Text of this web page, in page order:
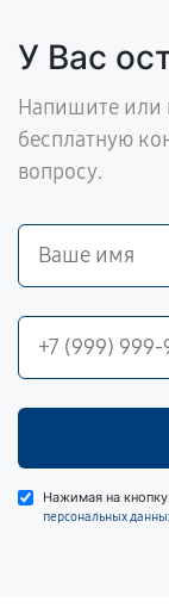
У Вас
Напишите или
бесплатную
вопросу.
Нажимая на
персональных